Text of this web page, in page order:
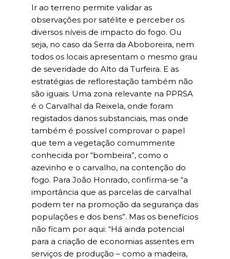
Ir ao terreno permite validar as
observações por satélite e perceber os
diversos níveis de impacto do fogo. Ou
seja, no caso da Serra da Aboboreira, nem
todos os locais apresentam o mesmo grau
de severidade do Alto da Turfeira. E as
estratégias de reflorestação também não
são iguais. Uma zona relevante na PPRSA
é o Carvalhal da Reixela, onde foram
registados danos substanciais, mas onde
também é possível comprovar o papel
que tem a vegetação comummente
conhecida por “bombeira”, como o
azevinho e o carvalho, na contenção do
fogo. Para João Honrado, confirma-se “a
importância que as parcelas de carvalhal
podem ter na promoção da segurança das
populações e dos bens”. Mas os benefícios
não ficam por aqui: “Há ainda potencial
para a criação de economias assentes em
serviços de produção – como a madeira,